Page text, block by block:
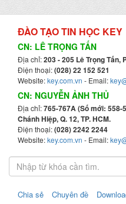
ĐÀO TẠO TIN HỌC KEY
CN: LÊ TRỌNG TẤN
Địa chỉ:203 - 205 Lê Trọng Tấn,
Điện thoại:(028) 22 152 521
Website:key.com.vn - Email:
CN: NGUYỄN ẢNH THỦ
Địa chỉ:765-767A (Số mới: 558-
Chánh Hiệp, Q. 12, TP. HCM.
Điện thoại:(028) 2242 2244
Website:key.com.vn - Email:
Chia sẻ Chuyên đề